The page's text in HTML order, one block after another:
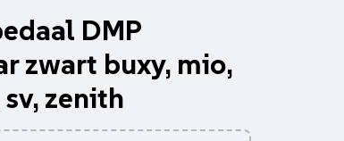
DMP
zwart buxy, mio,
zenith